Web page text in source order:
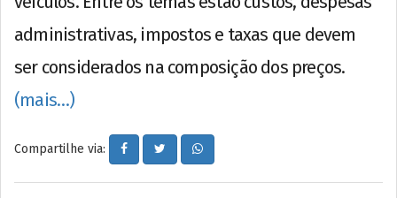
administrativas, impostos e taxas que devem
ser considerados na composição dos preços.
(mais…)
Compartilhe via: